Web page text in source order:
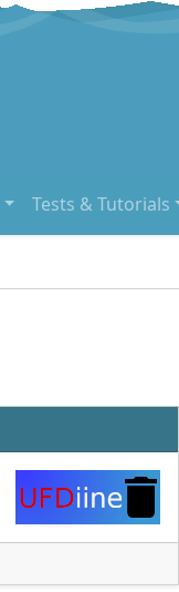
Tests & Tutorials